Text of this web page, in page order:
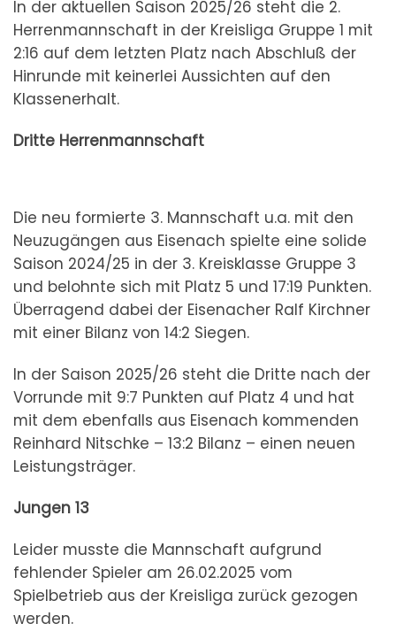
In der aktuellen Saison 2025/26 steht die 2.
Herrenmannschaft in der Kreisliga Gruppe 1 mit
2:16 auf dem letzten Platz nach Abschluß der
Hinrunde mit keinerlei Aussichten auf den
Klassenerhalt.
Dritte Herrenmannschaft
Die neu formierte 3. Mannschaft u.a. mit den
Neuzugängen aus Eisenach spielte eine solide
Saison 2024/25 in der 3. Kreisklasse Gruppe 3
und belohnte sich mit Platz 5 und 17:19 Punkten.
Überragend dabei der Eisenacher Ralf Kirchner
mit einer Bilanz von 14:2 Siegen.
In der Saison 2025/26 steht die Dritte nach der
Vorrunde mit 9:7 Punkten auf Platz 4 und hat
mit dem ebenfalls aus Eisenach kommenden
Reinhard Nitschke – 13:2 Bilanz – einen neuen
Leistungsträger.
Jungen 13
Leider musste die Mannschaft aufgrund
fehlender Spieler am 26.02.2025 vom
Spielbetrieb aus der Kreisliga zurück gezogen
werden.